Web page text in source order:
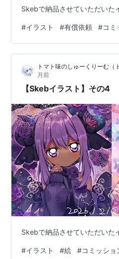
Skebで納品させていただいた
#イラスト #有償依頼 #コミ
トマト味のしゅーくりーむ（
月前
【Skebイラスト】その4
Skebで納品させていただいた
#イラスト #絵 #コミッショ